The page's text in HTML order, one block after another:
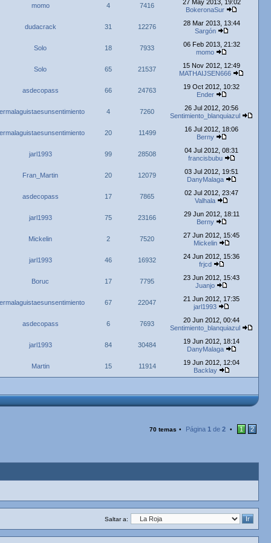
momo 4 7416
27 May 2013, 19:02
BokeronaSur
dudacrack 31 12276
28 Mar 2013, 13:44
Sargón
Solo 18 7933
06 Feb 2013, 21:32
momo
Solo 65 21537
15 Nov 2012, 12:49
MATHAIJSEN666
asdecopass 66 24763
19 Oct 2012, 10:32
Ender
4 7260
26 Jul 2012, 20:56
Sentimiento_blanquiazul
20 11499
16 Jul 2012, 18:06
Berny
jarl1993 99 28508
04 Jul 2012, 08:31
francisbubu
Fran_Martin 20 12079
03 Jul 2012, 19:51
DanyMalaga
asdecopass 17 7865
02 Jul 2012, 23:47
Valhala
jarl1993 75 23166
29 Jun 2012, 18:11
Berny
Mickelin 2 7520
27 Jun 2012, 15:45
Mickelin
jarl1993 46 16932
24 Jun 2012, 15:36
frjcd
Boruc 17 7795
23 Jun 2012, 15:43
Juanjo
67 22047
21 Jun 2012, 17:35
jarl1993
asdecopass 6 7693
20 Jun 2012, 00:44
Sentimiento_blanquiazul
jarl1993 84 30484
19 Jun 2012, 18:14
DanyMalaga
Martin 15 11914
19 Jun 2012, 12:04
Backlay
70 temas • Página 1 de 2 • 1 2
Saltar a: